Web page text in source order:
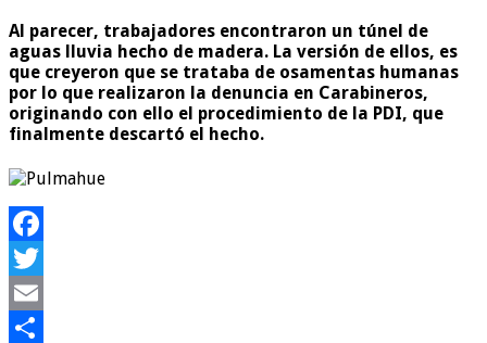
Al parecer, trabajadores encontraron un túnel de
aguas lluvia hecho de madera. La versión de ellos, es
que creyeron que se trataba de osamentas humanas
por lo que realizaron la denuncia en Carabineros,
originando con ello el procedimiento de la PDI, que
finalmente descartó el hecho.
Facebook
Twitter
Email